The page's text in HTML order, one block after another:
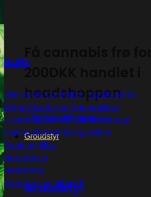
200DKK handlet i
headshoppen
Gå til headshoppen
Groudstyr
Groudstyr
Butik
Alle vores Cannabis -og Skunkfrø
Billige Skunk -og Cannabisfrø
Gratis Skunk -og Cannabisfrø 🌿
Cannabis brands og avlere
Papir og filter
Narkotests
Headshop
Rabatter og tilbud💰